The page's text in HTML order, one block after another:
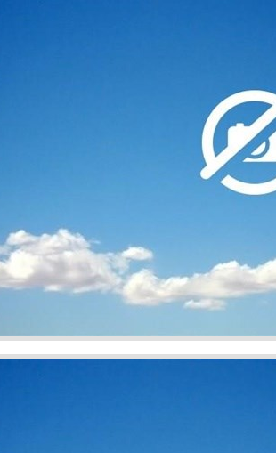
trhu. Či už plánujete financovať nové
namiesto existujúceho alebo nahradiť
vždy pripravené poskytnúť vám
poradenstvo v oblasti hypoték a